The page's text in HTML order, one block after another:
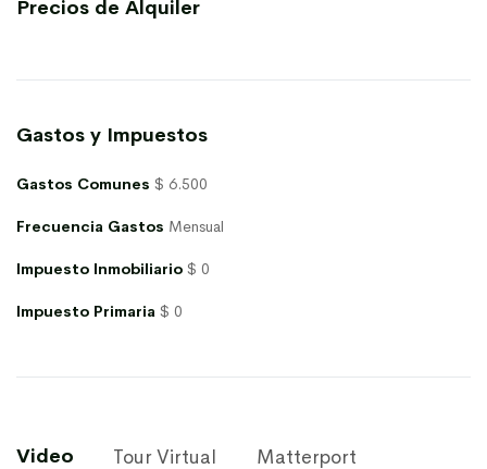
Precios de Alquiler
Gastos y Impuestos
Gastos Comunes $ 6.500
Frecuencia Gastos Mensual
Impuesto Inmobiliario $ 0
Impuesto Primaria $ 0
Video Tour Virtual Matterport